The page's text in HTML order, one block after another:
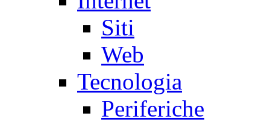
Siti
Web
Tecnologia
Periferiche